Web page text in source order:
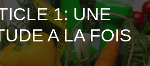
1: UNE
A LA FOIS